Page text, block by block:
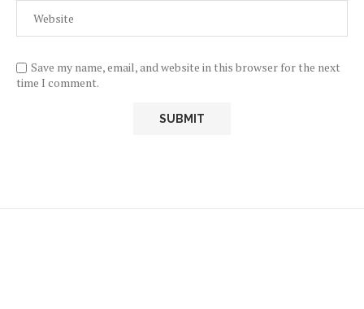
Save my name, email, and website in this browser for the next
time I comment.